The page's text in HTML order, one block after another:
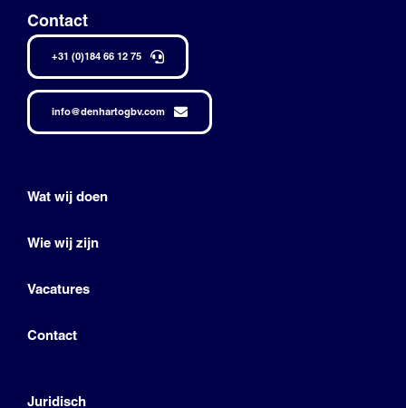
Contact
+31 (0)184 66 12 75
info@denhartogbv.com
Wat wij doen
Wie wij zijn
Vacatures
Contact
Juridisch